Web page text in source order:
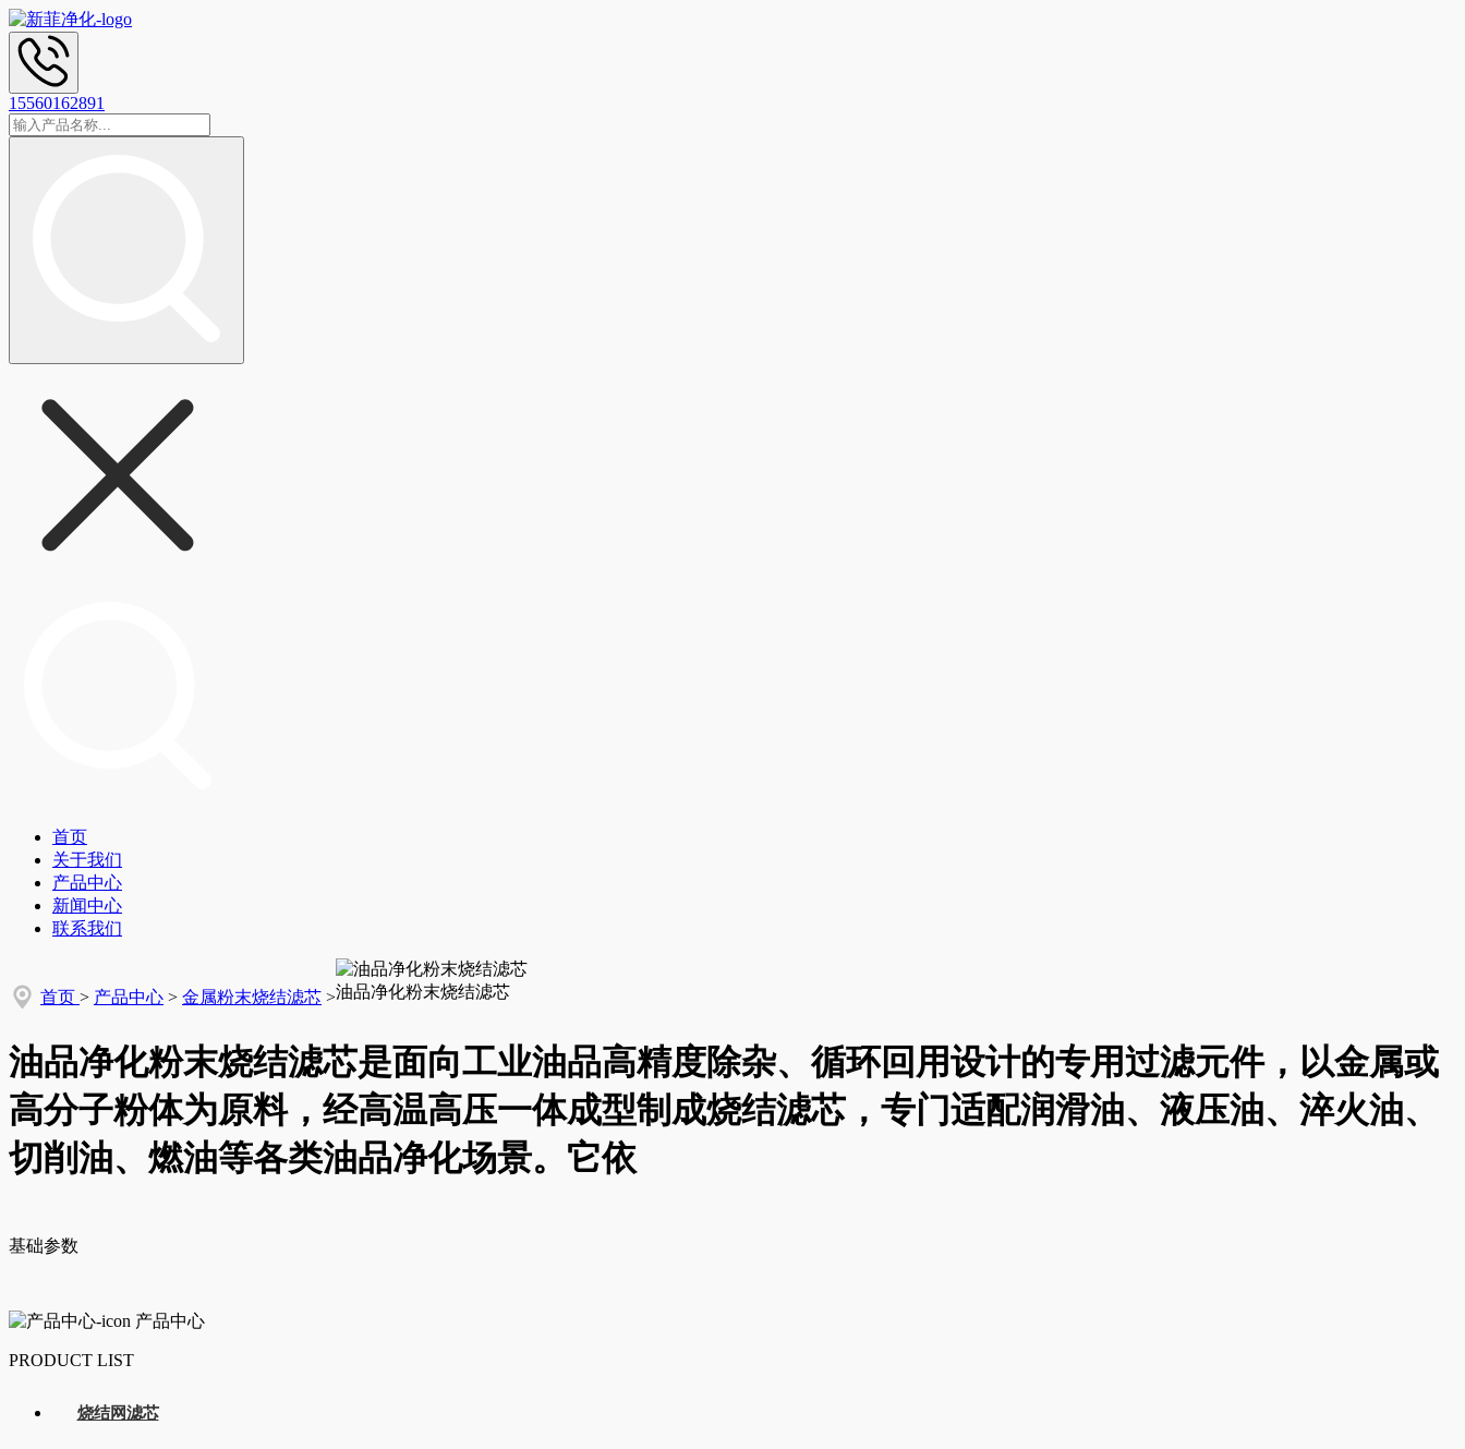
15560162891
首页
关于我们
产品中心
新闻中心
联系我们
首页 > 产品中心 > 金属粉末烧结滤芯 >油品净化粉末烧结滤芯
油品净化粉末烧结滤芯是面向工业油品高精度除杂、循环回用设计的专用过滤元件，以金属或
高分子粉体为原料，经高温高压一体成型制成烧结滤芯，专门适配润滑油、液压油、淬火油、
切削油、燃油等各类油品净化场景。它依
基础参数
产品中心
PRODUCT LIST
烧结网滤芯